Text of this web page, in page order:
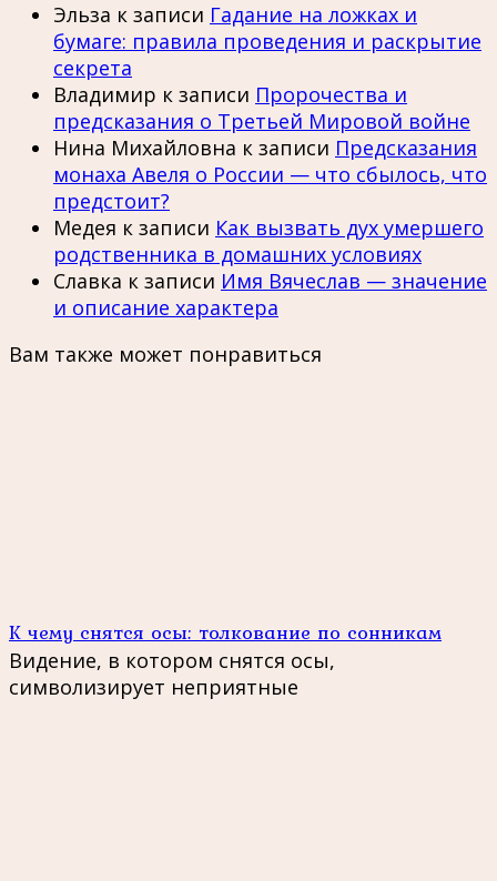
Эльза к записи Гадание на ложках и
бумаге: правила проведения и раскрытие
секрета
Владимир к записи Пророчества и
предсказания о Третьей Мировой войне
Нина Михайловна к записи Предсказания
монаха Авеля о России — что сбылось, что
предстоит?
Медея к записи Как вызвать дух умершего
родственника в домашних условиях
Славка к записи Имя Вячеслав — значение
и описание характера
Вам также может понравиться
К чему снятся осы: толкование по сонникам
Видение, в котором снятся осы,
символизирует неприятные